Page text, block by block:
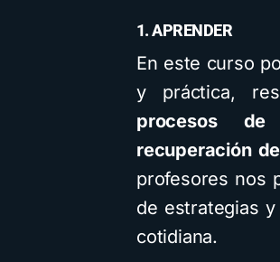
1. APRENDER
En este curso
y práctica,
procesos de
recuperación
profesores nos
de estrategias
cotidiana.